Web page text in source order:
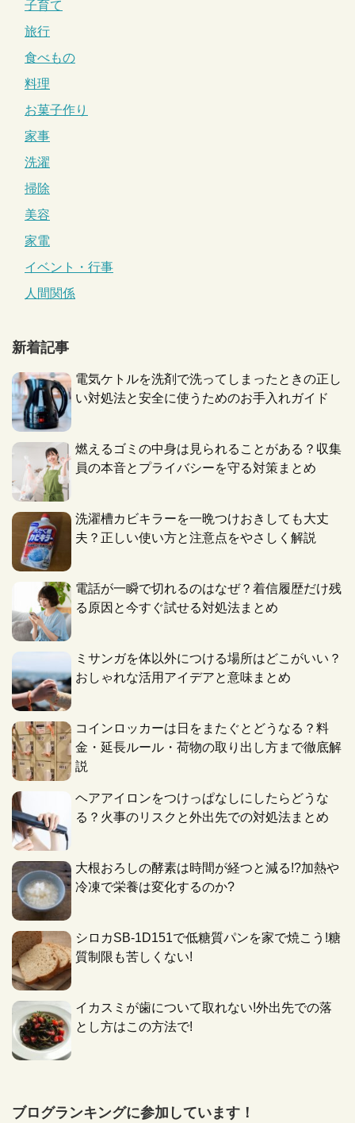
子育て
旅行
食べもの
料理
お菓子作り
家事
洗濯
掃除
美容
家電
イベント・行事
人間関係
新着記事
電気ケトルを洗剤で洗ってしまったときの正し
い対処法と安全に使うためのお手入れガイド
燃えるゴミの中身は見られることがある？収集
員の本音とプライバシーを守る対策まとめ
洗濯槽カビキラーを一晩つけおきしても大丈
夫？正しい使い方と注意点をやさしく解説
電話が一瞬で切れるのはなぜ？着信履歴だけ残
る原因と今すぐ試せる対処法まとめ
ミサンガを体以外につける場所はどこがいい？
おしゃれな活用アイデアと意味まとめ
コインロッカーは日をまたぐとどうなる？料
金・延長ルール・荷物の取り出し方まで徹底解
説
ヘアアイロンをつけっぱなしにしたらどうな
る？火事のリスクと外出先での対処法まとめ
大根おろしの酵素は時間が経つと減る!?加熱や
冷凍で栄養は変化するのか?
シロカSB-1D151で低糖質パンを家で焼こう!糖
質制限も苦しくない!
イカスミが歯について取れない!外出先での落
とし方はこの方法で!
ブログランキングに参加しています！